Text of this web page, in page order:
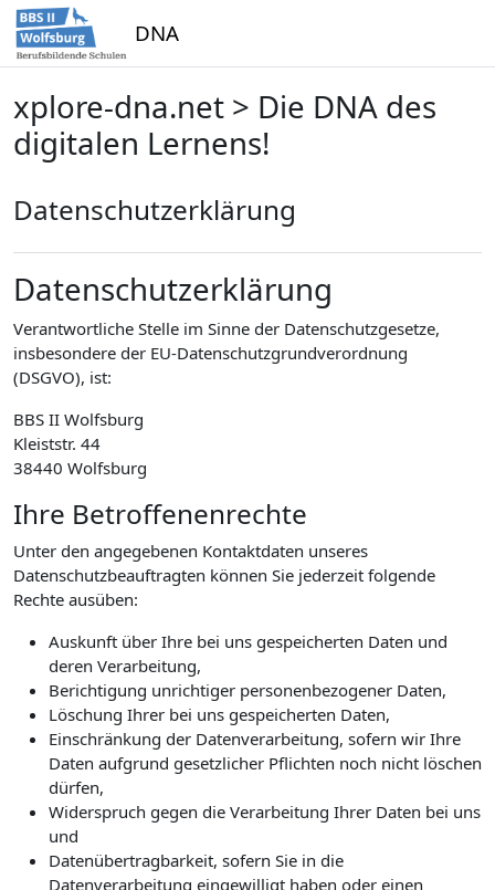
Zum Hauptinhalt
DNA
xplore-dna.net > Die DNA des
digitalen Lernens!
Datenschutzerklärung
Datenschutzerklärung
Verantwortliche Stelle im Sinne der Datenschutzgesetze,
insbesondere der EU-Datenschutzgrundverordnung
(DSGVO), ist:
BBS II Wolfsburg
Kleiststr. 44
38440 Wolfsburg
Ihre Betroffenenrechte
Unter den angegebenen Kontaktdaten unseres
Datenschutzbeauftragten können Sie jederzeit folgende
Rechte ausüben:
Auskunft über Ihre bei uns gespeicherten Daten und
deren Verarbeitung,
Berichtigung unrichtiger personenbezogener Daten,
Löschung Ihrer bei uns gespeicherten Daten,
Einschränkung der Datenverarbeitung, sofern wir Ihre
Daten aufgrund gesetzlicher Pflichten noch nicht löschen
dürfen,
Widerspruch gegen die Verarbeitung Ihrer Daten bei uns
und
Datenübertragbarkeit, sofern Sie in die
Datenverarbeitung eingewilligt haben oder einen